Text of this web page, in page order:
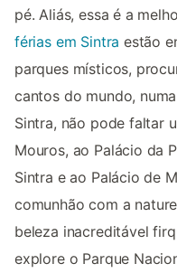
pé. Aliás, essa é a
férias em Sintra estão
parques místicos,
cantos do mundo,
Sintra, não pode faltar
Mouros, ao Palácio da
Sintra e ao Palácio de
comunhão com a
beleza inacreditável
explore o Parque